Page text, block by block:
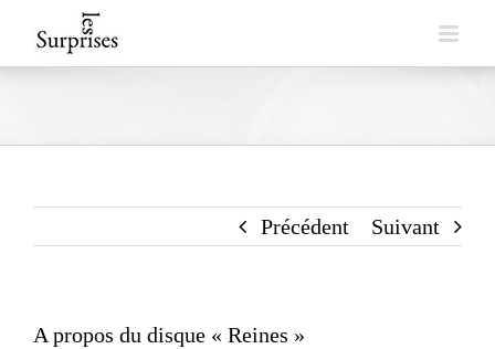
to
Précédent Suivant
A propos du disque « Reines »